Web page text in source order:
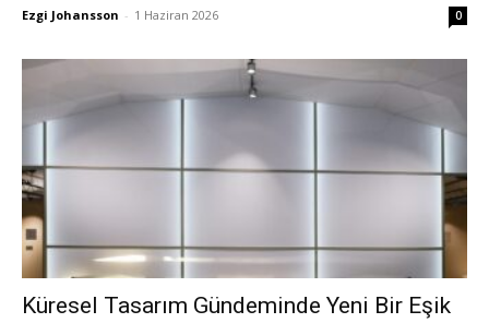
Ezgi Johansson - 1 Haziran 2026 0
Küresel Tasarım Gündeminde Yeni Bir Eşik